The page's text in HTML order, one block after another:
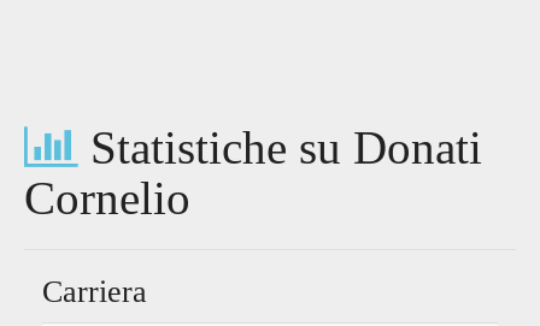
Statistiche su Donati
Cornelio
Carriera